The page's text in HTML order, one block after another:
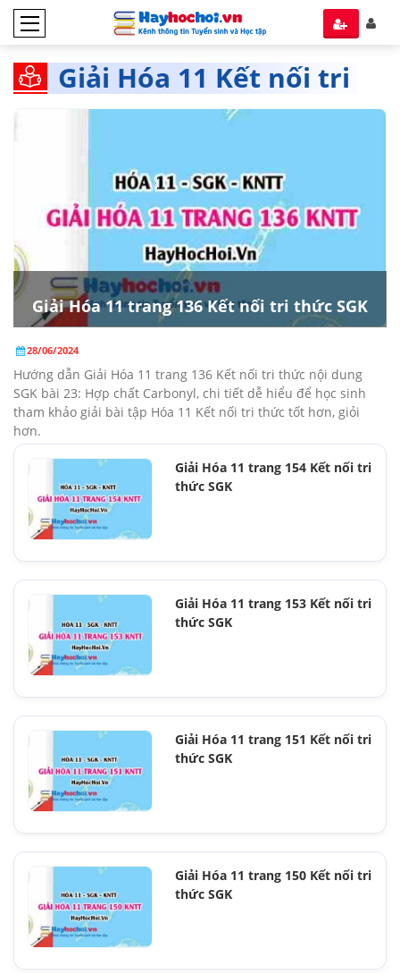
Giải Hóa 11 Kết nối tri
thức
Giải Hóa 11 trang 136 Kết nối tri thức SGK
28/06/2024
Hướng dẫn Giải Hóa 11 trang 136 Kết nối tri thức nội dung
SGK bài 23: Hợp chất Carbonyl, chi tiết dễ hiểu để học sinh
tham khảo giải bài tập Hóa 11 Kết nối tri thức tốt hơn, giỏi
hơn.
Giải Hóa 11 trang 154 Kết nối tri
thức SGK
Giải Hóa 11 trang 153 Kết nối tri
thức SGK
Giải Hóa 11 trang 151 Kết nối tri
thức SGK
Giải Hóa 11 trang 150 Kết nối tri
thức SGK